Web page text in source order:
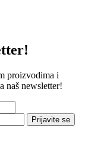
proizvodima i
naš newsletter!
Prijavite se